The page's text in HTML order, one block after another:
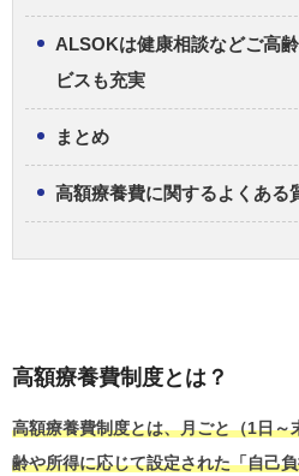
ALSOKは健康相談などご高
ビスも充実
まとめ
高額療養費に関するよくある
高額療養費制度とは？
高額療養費制度とは、月ごと（1日
齢や所得に応じて設定された「自己